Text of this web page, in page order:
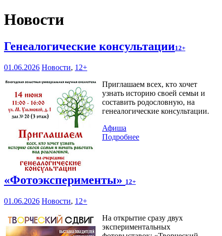
Новости
Генеалогические консультации12+
01.06.2026 Новости, 12+
Приглашаем всех, кто хочет
узнать историю своей семьи и
составить родословную, на
генеалогические консультации.
Афиша
Подробнее
«Фотоэксперименты» 12+
01.06.2026 Новости, 12+
На открытие сразу двух
экспериментальных